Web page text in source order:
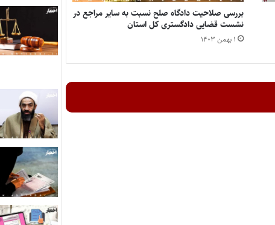
بررسی صلاحیت دادگاه صلح نسبت به سایر مراجع در
نشست قضایی دادگستری کل استان
۱ بهمن ۱۴۰۳